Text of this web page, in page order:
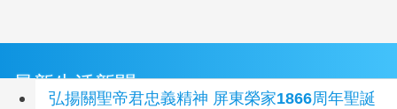
最新生活新聞
弘揚關聖帝君忠義精神 屏東榮家1866周年聖誕